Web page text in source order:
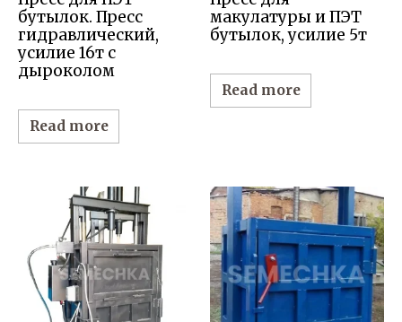
бутылок. Пресс
гидравлический,
усилие 16т с
дыроколом
Read more
макулатуры и ПЭТ
бутылок, усилие 5т
Read more